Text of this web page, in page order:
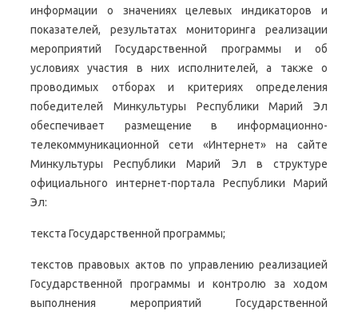
информации о значениях целевых индикаторов и
показателей, результатах мониторинга реализации
мероприятий Государственной программы и об
условиях участия в них исполнителей, а также о
проводимых отборах и критериях определения
победителей Минкультуры Республики Марий Эл
обеспечивает размещение в информационно-
телекоммуникационной сети «Интернет» на сайте
Минкультуры Республики Марий Эл в структуре
официального интернет-портала Республики Марий
Эл:
текста Государственной программы;
текстов правовых актов по управлению реализацией
Государственной программы и контролю за ходом
выполнения мероприятий Государственной